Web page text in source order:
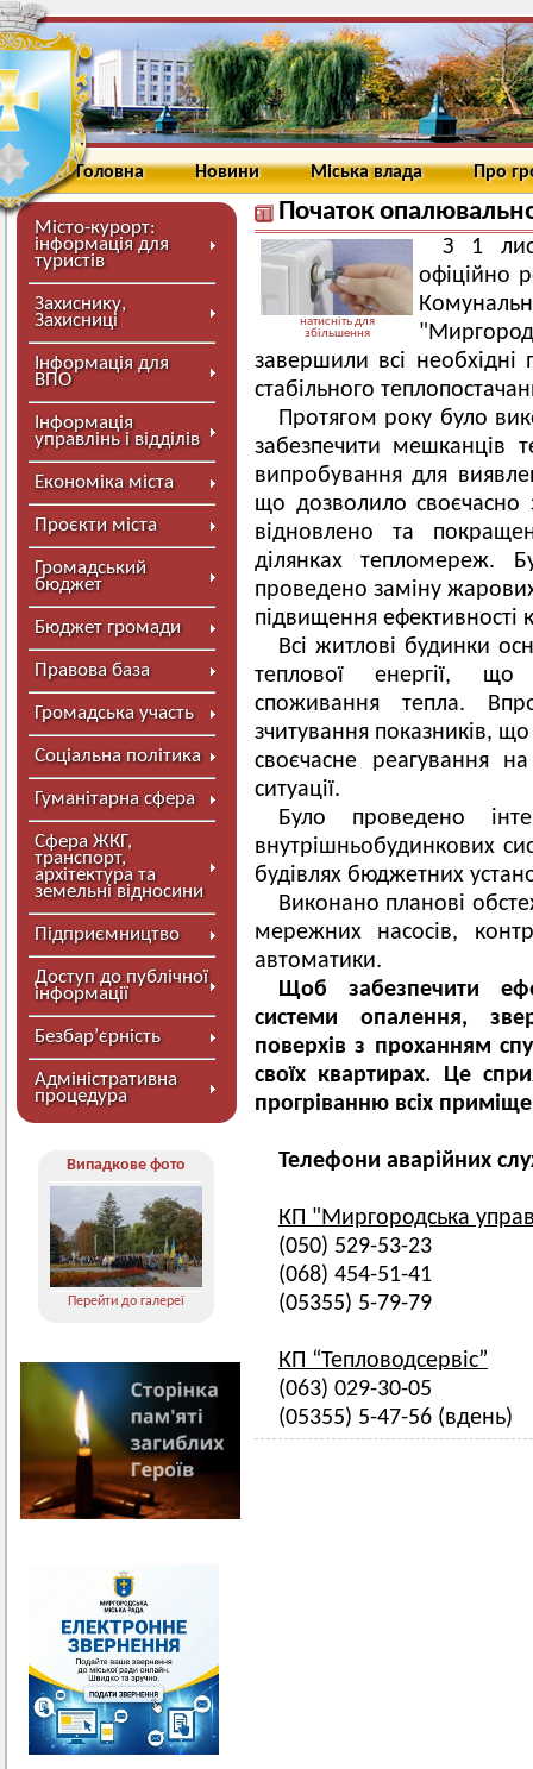
Головна Новини Міська влада Про
Місто-курорт:
інформація для
туристів
Захиснику,
Захисниці
Інформація для
ВПО
Інформація
управлінь і відділів
Економіка міста
Проєкти міста
Громадський
бюджет
Бюджет громади
Правова база
Громадська участь
Соціальна політика
Гуманітарна сфера
Сфера ЖКГ,
транспорт,
архітектура та
земельні відносини
Підприємництво
Доступ до публічної
інформації
Безбар’єрність
Адміністративна
процедура
Випадкове фото
Перейти до галереї
Початок
натисніть для
збільшення
З 1
офіційно
завершили всі необхідні
стабільного
Протягом року було
забезпечити мешканців
випробування для
що дозволило своєчасно
відновлено та
ділянках тепломереж.
проведено заміну
підвищення ефективності
Всі житлові будинки
теплової енергії,
споживання тепла.
зчитування показників,
своєчасне реагування
ситуації.
Було проведено
внутрішньобудинкових
будівлях бюджетних
Виконано планові
мережних насосів,
автоматики.
Щоб забезпечити
системи опалення,
поверхів з проханням
своїх квартирах. Це
прогріванню всіх
Телефони аварійних
КП "Миргородська
(050) 529-53-23
(068) 454-51-41
(05355) 5-79-79
КП “Тепловодсервіс”
(063) 029-30-05
(05355) 5-47-56 (вдень)